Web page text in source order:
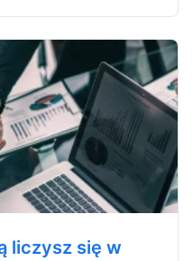
liczysz się w